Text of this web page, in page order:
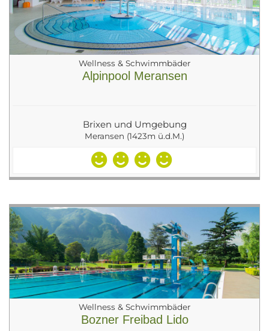
Wellness & Schwimmbäder
Alpinpool Meransen
Brixen und Umgebung
Meransen (1423m ü.d.M.)
Wellness & Schwimmbäder
Bozner Freibad Lido